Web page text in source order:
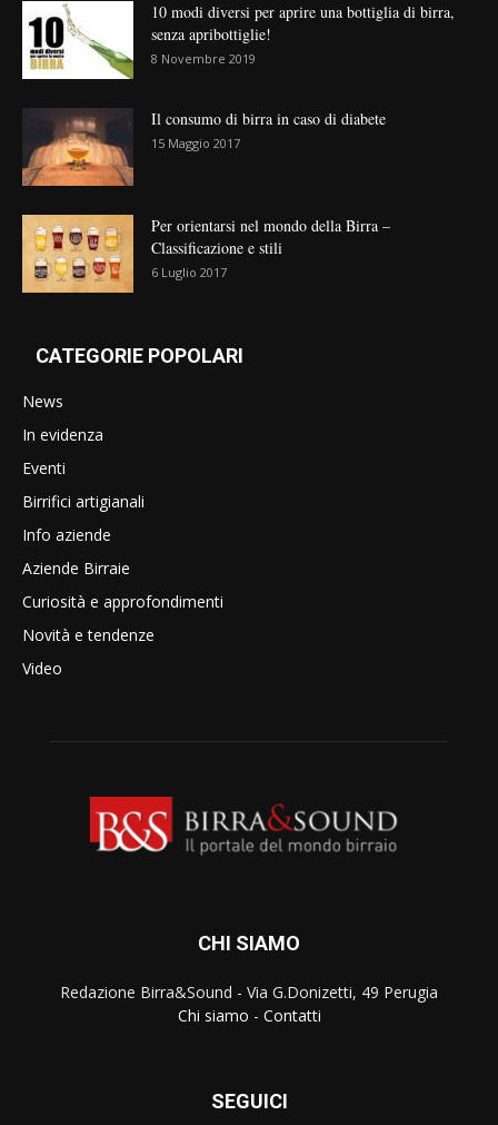
10 modi diversi per aprire una bottiglia di birra,
senza apribottiglie!
8 Novembre 2019
Il consumo di birra in caso di diabete
15 Maggio 2017
Per orientarsi nel mondo della Birra –
Classificazione e stili
6 Luglio 2017
CATEGORIE POPOLARI
News
In evidenza
Eventi
Birrifici artigianali
Info aziende
Aziende Birraie
Curiosità e approfondimenti
Novità e tendenze
Video
CHI SIAMO
Redazione Birra&Sound - Via G.Donizetti, 49 Perugia
Chi siamo - Contatti
SEGUICI